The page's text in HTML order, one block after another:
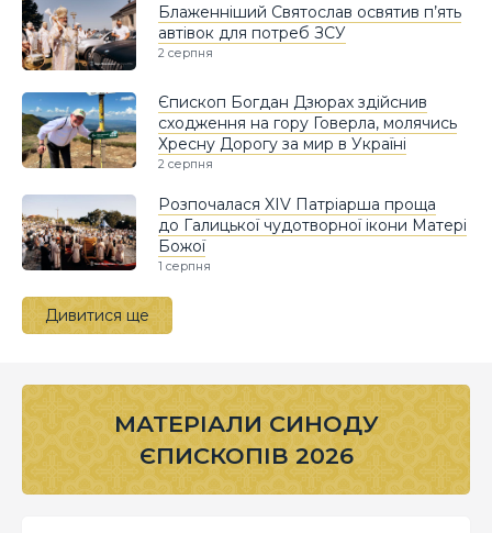
Блаженніший Святослав освятив п’ять
автівок для потреб ЗСУ
2 серпня
Єпископ Богдан Дзюрах здійснив
сходження на гору Говерла, молячись
Хресну Дорогу за мир в Україні
2 серпня
Розпочалася XIV Патріарша проща
до Галицької чудотворної ікони Матері
Божої
1 серпня
Дивитися ще
МАТЕРІАЛИ СИНОДУ
ЄПИСКОПІВ 2026